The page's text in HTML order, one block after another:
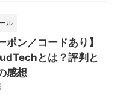
ル
ポン／コードあり】
とは？評判と
感想